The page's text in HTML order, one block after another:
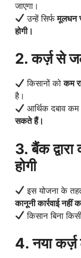
जाएगा।
उन्हें सिर्फमूलधन
होगी।
2. कर्ज़ से
किसानों कोकम
है।
आर्थिक दबाव
सकते हैं।
3. बैंक द्वारा
होगी
इस योजना के
कानूनी कार्रवाई नहीं
किसान बिना
4. नया कर्ज़